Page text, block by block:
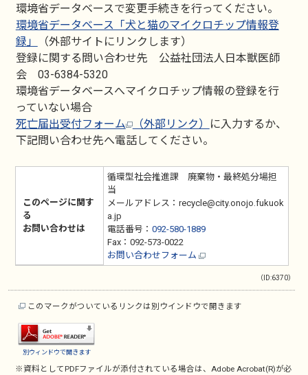
環境省データベースで変更手続きを行ってください。
環境省データベース「犬と猫のマイクロチップ情報登
録」
（外部サイトにリンクします）
登録に関する問い合わせ先 公益社団法人日本獣医師
会 03-6384-5320
環境省データベースへマイクロチップ情報の登録を行
っていない場合
死亡届出受付フォーム （外部リンク）
に入力するか、
下記問い合わせ先へ電話してください。
このページに関す
る
お問い合わせは
循環型社会推進課 廃棄物・最終処分場担
当
メールアドレス：recycle@city.onojo.fukuok
a.jp
電話番号： 092-580-1889
Fax：092-573-0022
お問い合わせフォーム
（ID:6370）
このマークがついているリンクは別ウインドウで開きます
別ウィンドウで開きます
※資料としてPDFファイルが添付されている場合は、Adobe Acrobat(R)が必